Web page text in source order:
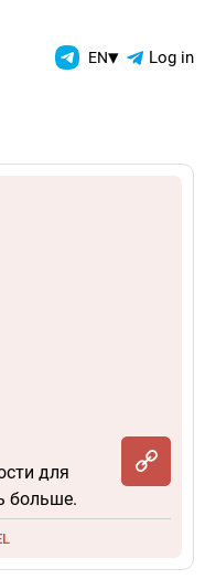
— EN▾ Log in
для
больше.